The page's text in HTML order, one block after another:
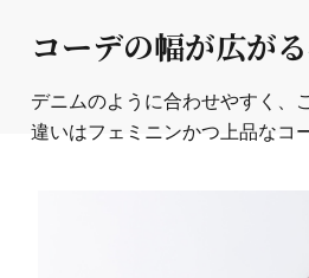
コーデの幅が広が
デニムのように合わせやすく、
違いはフェミニンかつ上品なコ